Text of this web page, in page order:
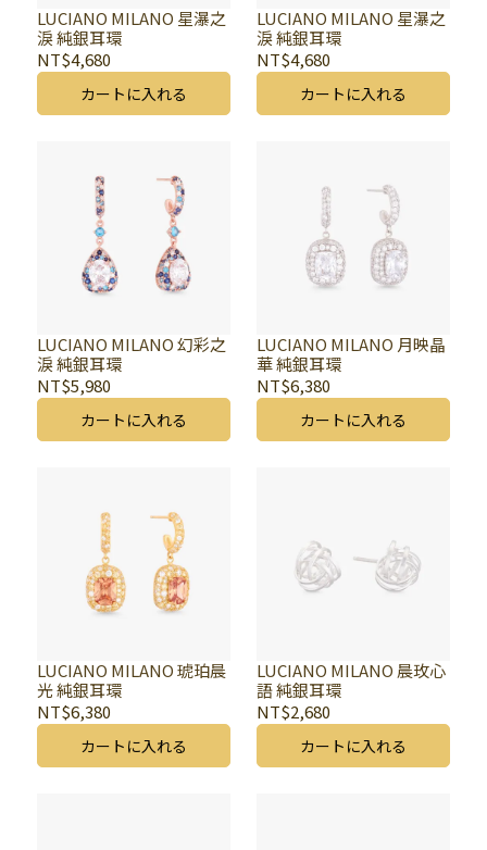
LUCIANO MILANO 星瀑之
淚 純銀耳環
NT$4,680
カートに入れる
LUCIANO MILANO 星瀑之
淚 純銀耳環
NT$4,680
カートに入れる
LUCIANO MILANO 幻彩之
淚 純銀耳環
NT$5,980
カートに入れる
LUCIANO MILANO 月映晶
華 純銀耳環
NT$6,380
カートに入れる
LUCIANO MILANO 琥珀晨
光 純銀耳環
NT$6,380
カートに入れる
LUCIANO MILANO 晨玫心
語 純銀耳環
NT$2,680
カートに入れる